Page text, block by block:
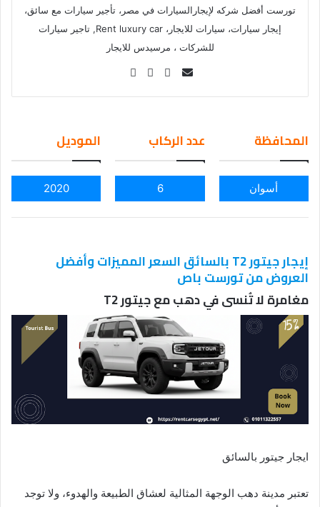
تورست أفضل شركه لإيجارالسيارات في مصر، تأجير سيارات مع سائق،
إيجار سيارات، سيارات للايجار، Rent luxury car, تاجير سيارات
للشركات ، مرسيدس للايجار
Se
ail
المحافظة
أسوان
عدد الركاب
6
الموديل
2020
إيجار جيتور T2 بالسائق السعر المميزات وأفضل
العروض من تورست باص
مغامرة لا تُنسى في دهب مع جيتور T2
ايجار جيتور بالسائق
تعتبر مدينة دهب الوجهة المثالية لعشاق الطبيعة والهدوء، ولا توجد